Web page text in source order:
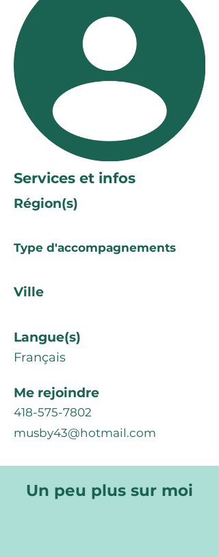
Services et infos
Région(s)
Type d'accompagnements
Ville
Langue(s)
Français
Me rejoindre
418-575-7802
musby43@hotmail.com
Un peu plus sur moi